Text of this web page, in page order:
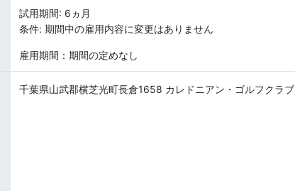
試用期間: 6ヵ月
条件: 期間中の雇用内容に変更はありません
雇用期間：期間の定めなし
千葉県山武郡横芝光町長倉1658 カレドニアン・ゴルフクラブ